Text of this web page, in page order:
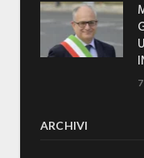
ARCHIVI